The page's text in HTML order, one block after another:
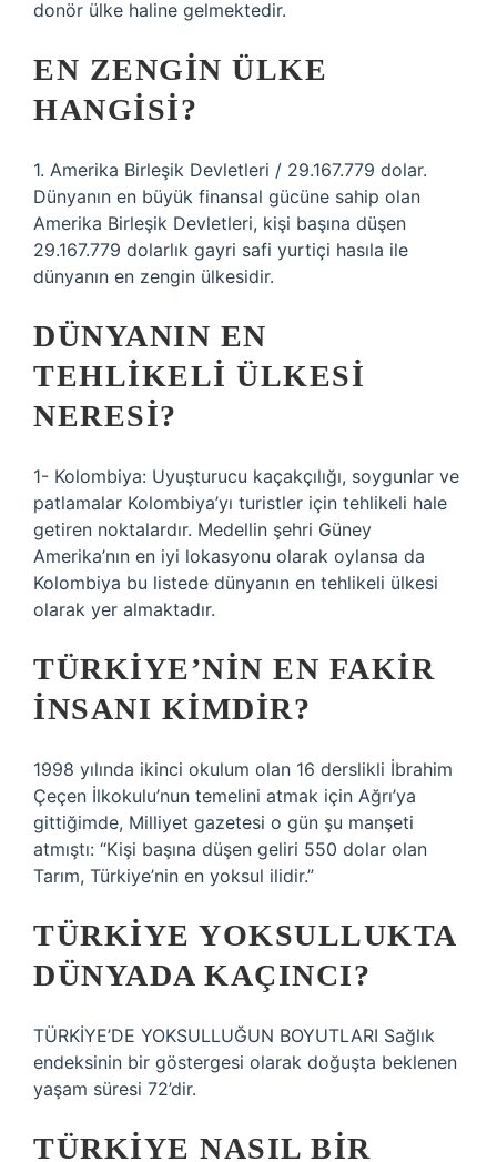
donör ülke haline gelmektedir.
EN ZENGIN ÜLKE
HANGISI?
1. Amerika Birleşik Devletleri / 29.167.779 dolar.
Dünyanın en büyük finansal gücüne sahip olan
Amerika Birleşik Devletleri, kişi başına düşen
29.167.779 dolarlık gayri safi yurtiçi hasıla ile
dünyanın en zengin ülkesidir.
DÜNYANIN EN
TEHLIKELI ÜLKESI
NERESI?
1- Kolombiya: Uyuşturucu kaçakçılığı, soygunlar ve
patlamalar Kolombiya’yı turistler için tehlikeli hale
getiren noktalardır. Medellin şehri Güney
Amerika’nın en iyi lokasyonu olarak oylansa da
Kolombiya bu listede dünyanın en tehlikeli ülkesi
olarak yer almaktadır.
TÜRKIYE’NIN EN FAKIR
INSANI KIMDIR?
1998 yılında ikinci okulum olan 16 derslikli İbrahim
Çeçen İlkokulu’nun temelini atmak için Ağrı’ya
gittiğimde, Milliyet gazetesi o gün şu manşeti
atmıştı: “Kişi başına düşen geliri 550 dolar olan
Tarım, Türkiye’nin en yoksul ilidir.”
TÜRKIYE YOKSULLUKTA
DÜNYADA KAÇINCI?
TÜRKİYE’DE YOKSULLUĞUN BOYUTLARI Sağlık
endeksinin bir göstergesi olarak doğuşta beklenen
yaşam süresi 72’dir.
TÜRKIYE NASIL BIR